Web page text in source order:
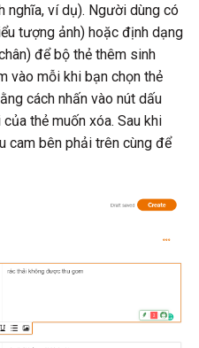
nghĩa, ví dụ). Người dùng có
tượng ảnh) hoặc định dạng
để bộ thẻ thêm sinh
vào mỗi khi bạn chọn thẻ
cách nhấn vào nút dấu
thẻ muốn xóa. Sau khi
cam bên phải trên cùng để